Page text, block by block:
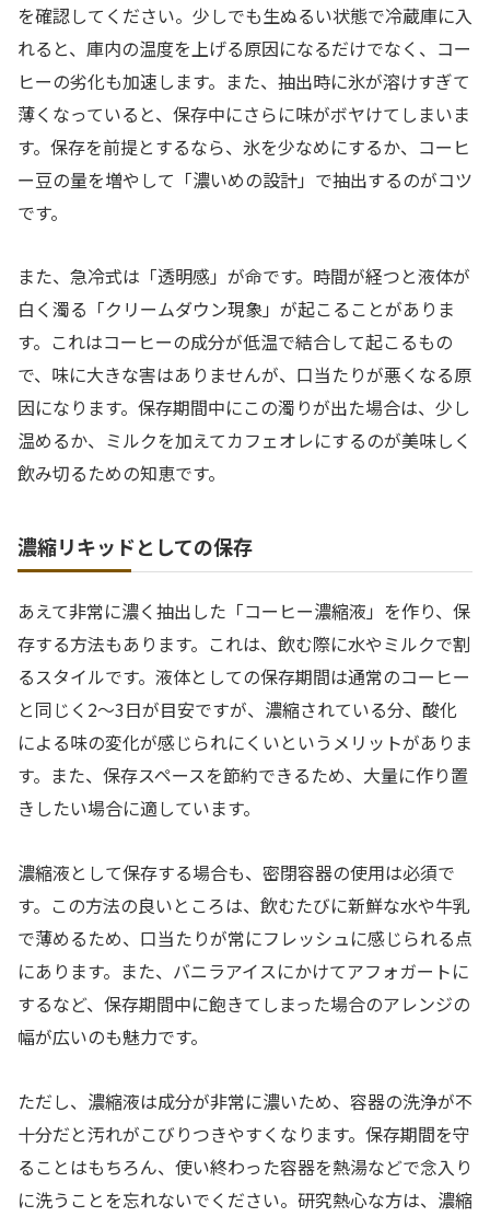
を確認してください。少しでも生ぬるい状態で冷蔵庫に入
れると、庫内の温度を上げる原因になるだけでなく、コー
ヒーの劣化も加速します。また、抽出時に氷が溶けすぎて
薄くなっていると、保存中にさらに味がボヤけてしまいま
す。保存を前提とするなら、氷を少なめにするか、コーヒ
ー豆の量を増やして「濃いめの設計」で抽出するのがコツ
です。
また、急冷式は「透明感」が命です。時間が経つと液体が
白く濁る「クリームダウン現象」が起こることがありま
す。これはコーヒーの成分が低温で結合して起こるもの
で、味に大きな害はありませんが、口当たりが悪くなる原
因になります。保存期間中にこの濁りが出た場合は、少し
温めるか、ミルクを加えてカフェオレにするのが美味しく
飲み切るための知恵です。
濃縮リキッドとしての保存
あえて非常に濃く抽出した「コーヒー濃縮液」を作り、保
存する方法もあります。これは、飲む際に水やミルクで割
るスタイルです。液体としての保存期間は通常のコーヒー
と同じく2〜3日が目安ですが、濃縮されている分、酸化
による味の変化が感じられにくいというメリットがありま
す。また、保存スペースを節約できるため、大量に作り置
きしたい場合に適しています。
濃縮液として保存する場合も、密閉容器の使用は必須で
す。この方法の良いところは、飲むたびに新鮮な水や牛乳
で薄めるため、口当たりが常にフレッシュに感じられる点
にあります。また、バニラアイスにかけてアフォガートに
するなど、保存期間中に飽きてしまった場合のアレンジの
幅が広いのも魅力です。
ただし、濃縮液は成分が非常に濃いため、容器の洗浄が不
十分だと汚れがこびりつきやすくなります。保存期間を守
ることはもちろん、使い終わった容器を熱湯などで念入り
に洗うことを忘れないでください。研究熱心な方は、濃縮